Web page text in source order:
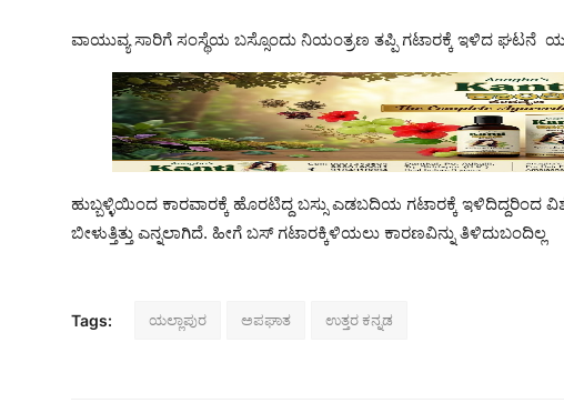
ವಾಯುವ್ಯ ಸಾರಿಗೆ ಸಂಸ್ಥೆಯ ಬಸ್ಸೊಂದು ನಿಯಂತ್ರಣ ತಪ್ಪಿ ಗಟಾರಕ್ಕೆ ಇಳಿದ ಘಟನೆ
ಹುಬ್ಬಳ್ಳಿಯಿಂದ ಕಾರವಾರಕ್ಕೆ ಹೊರಟಿದ್ದ ಬಸ್ಸು ಎಡಬದಿಯ ಗಟಾರಕ್ಕೆ ಇಳಿದಿದ್ದರಿಂದ
ಬೀಳುತ್ತಿತ್ತು ಎನ್ನಲಾಗಿದೆ. ಹೀಗೆ ಬಸ್ ಗಟಾರಕ್ಕಿಳಿಯಲು ಕಾರಣವಿನ್ನು ತಿಳಿದುಬಂದಿಲ್ಲ
Tags: ಯಲ್ಲಾಪುರ ಅಪಘಾತ ಉತ್ತರ ಕನ್ನಡ